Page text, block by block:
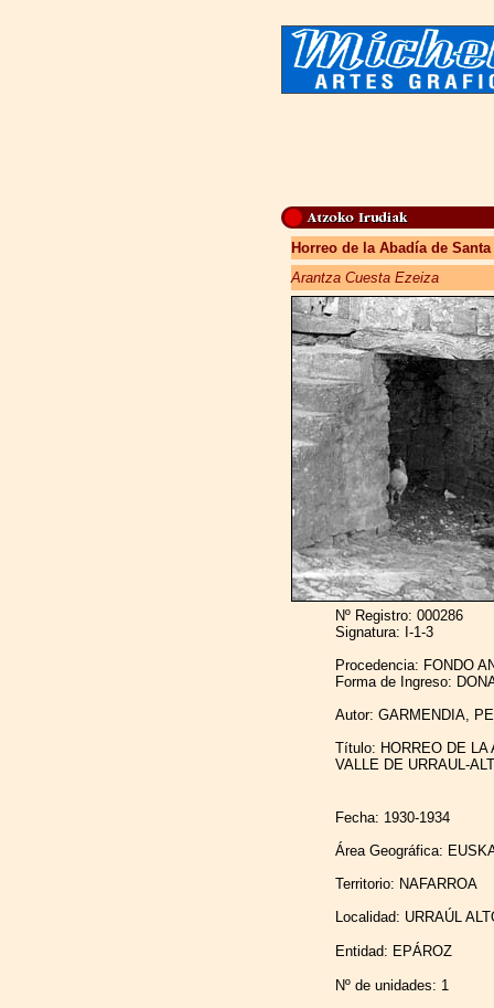
Horreo de la Abadía de
Arantza Cuesta Ezeiza
Nº Registro: 000286
Signatura: I-1-3
Procedencia: FONDO
Forma de Ingreso:
Autor: GARMENDIA,
Título: HORREO DE
VALLE DE URRAUL-
Fecha: 1930-1934
Área Geográfica:
Territorio: NAFARROA
Localidad: URRAÚL
Entidad: EPÁROZ
Nº de unidades: 1